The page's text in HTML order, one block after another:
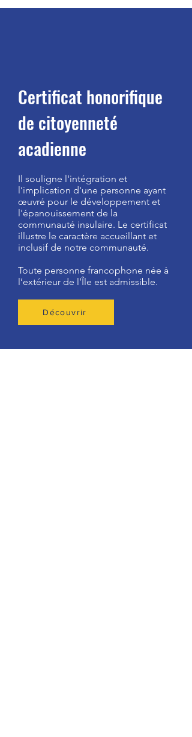
Certificat honorifique
de citoyenneté
acadienne
Il souligne l'intégration et
l’implication d'une personne ayant
œuvré pour le développement et
l'épanouissement de la
communauté insulaire. Le certificat
illustre le caractère accueillant et
inclusif de notre communauté.
Toute personne francophone née à
l’extérieur de l’Île est admissible.
Découvrir